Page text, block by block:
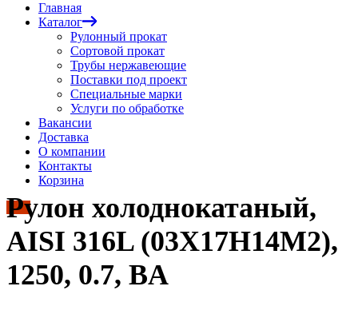
Главная
Каталог
Рулонный прокат
Сортовой прокат
Трубы нержавеющие
Поставки под проект
Специальные марки
Услуги по обработке
Вакансии
Доставка
О компании
Контакты
Корзина
Рулон холоднокатаный,
AISI 316L (03Х17Н14М2),
1250, 0.7, BA